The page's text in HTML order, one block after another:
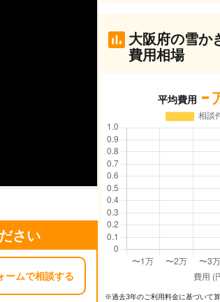
さい
ームで相談する
大阪府の雪か
費用相場
平均費用 -
※過去3年のご利⽤料⾦に基づいて